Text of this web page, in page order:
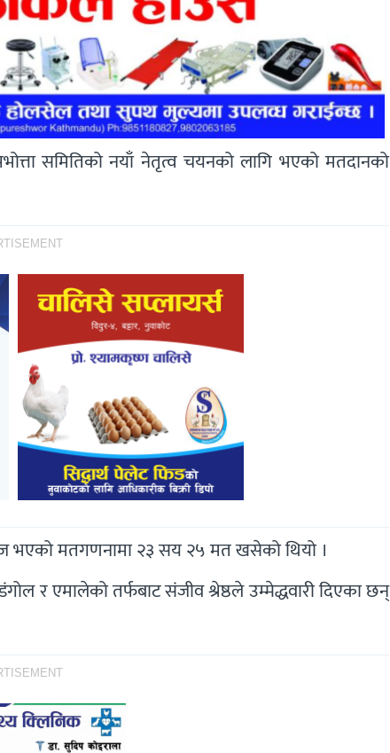
समितिको नयाँ नेतृत्व चयनको लागि भएको मतदानको
भएको मतगणनामा २३ सय २५ मत खसेको थियो ।
र एमालेको तर्फबाट संजीव श्रेष्ठले उम्मेद्धवारी दिएका छन्